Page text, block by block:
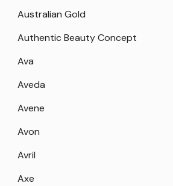
Australian Gold
Authentic Beauty Concept
Ava
Aveda
Avene
Avon
Avril
Axe